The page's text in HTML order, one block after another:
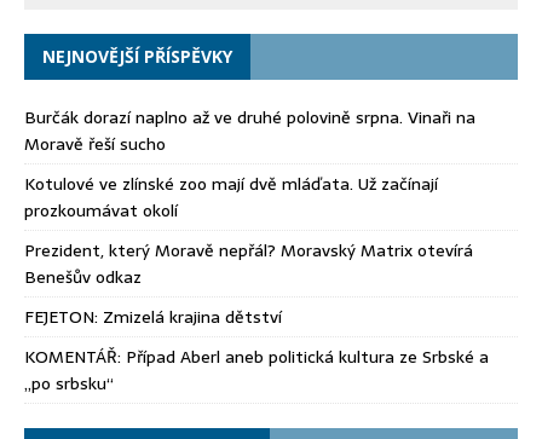
NEJNOVĚJŠÍ PŘÍSPĚVKY
Burčák dorazí naplno až ve druhé polovině srpna. Vinaři na
Moravě řeší sucho
Kotulové ve zlínské zoo mají dvě mláďata. Už začínají
prozkoumávat okolí
Prezident, který Moravě nepřál? Moravský Matrix otevírá
Benešův odkaz
FEJETON: Zmizelá krajina dětství
KOMENTÁŘ: Případ Aberl aneb politická kultura ze Srbské a
„po srbsku“